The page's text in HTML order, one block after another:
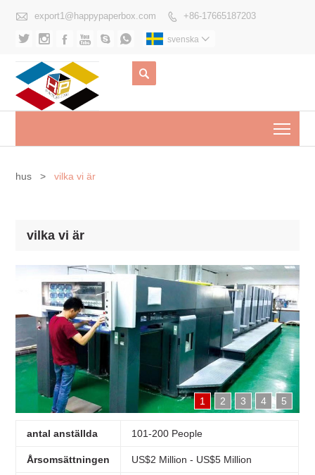
 export1@happypaperbox.com  +86-17665187203
      svenska 

hus > vilka vi är
vilka vi är
1 2 3 4 5
antal anställda 101-200 People
Årsomsättningen US$2 Million - US$5 Million